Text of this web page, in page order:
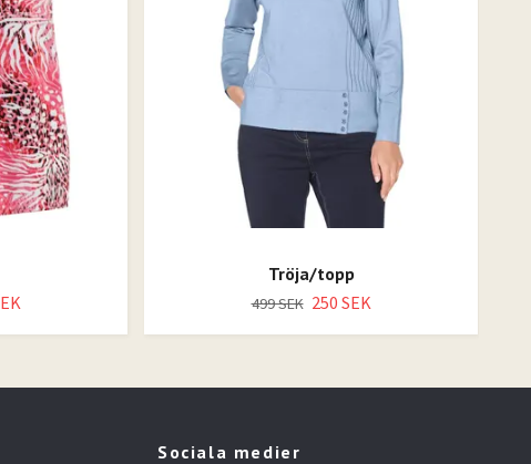
Tröja/topp
499 SEK 250 SEK
Sociala medier